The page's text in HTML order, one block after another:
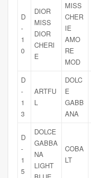
D
-
1
0
DIOR
MISS
DIOR
CHERI
E
MISS
CHER
IE
AMO
RE
MOD
D
-
1
3
ARTFU
L
DOLC
E
GABB
ANA
D
-
1
5
DOLCE
GABBA
NA
LIGHT
COBA
LT